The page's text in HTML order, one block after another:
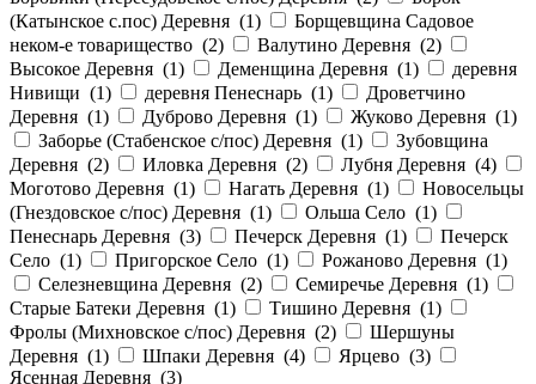
(Катынское с.пос) Деревня (1)
Борщевщина Садовое
неком-е товарищество (2) Валутино Деревня (2)
Высокое Деревня (1) Деменщина Деревня (1)
деревня
Нивищи (1) деревня Пенеснарь (1)
Дроветчино
Деревня (1) Дуброво Деревня (1) Жуково Деревня (1)
Заборье (Стабенское с/пос) Деревня (1)
Зубовщина
Деревня (2) Иловка Деревня (2) Лубня Деревня (4)
Моготово Деревня (1) Нагать Деревня (1)
Новосельцы
(Гнездовское с/пос) Деревня (1) Ольша Село (1)
Пенеснарь Деревня (3) Печерск Деревня (1)
Печерск
Село (1) Пригорское Село (1) Рожаново Деревня (1)
Селезневщина Деревня (2) Семиречье Деревня (1)
Старые Батеки Деревня (1) Тишино Деревня (1)
Фролы (Михновское с/пос) Деревня (2)
Шершуны
Деревня (1) Шпаки Деревня (4) Ярцево (3)
Ясенная Деревня (3)